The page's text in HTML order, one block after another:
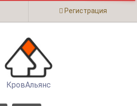
Регистрация
КровАльянс